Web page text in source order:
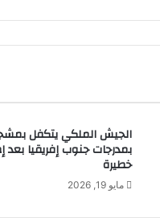
الجيش الملكي يتكفل
بمدرجات جنوب إفريقيا بعد
خطيرة
مايو 19, 2026